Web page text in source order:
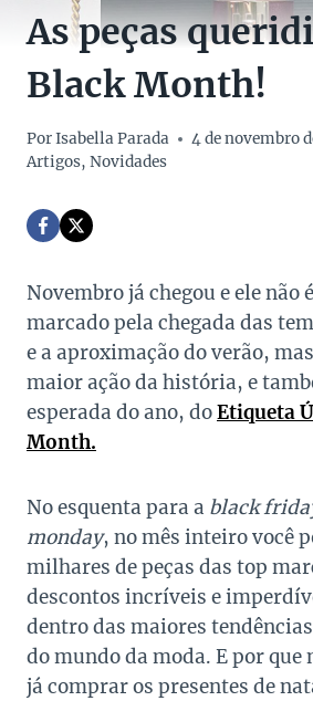
As peças
Black Month!
PorIsabella Parada
4 de novembro
Artigos, Novidades
Novembro já chegou e ele não
marcado pela chegada das
e a aproximação do verão,
maior ação da história, e
esperada do ano, doEtiqueta
Month.
No esquenta para a black
monday, no mês inteiro você
milhares de peças das top
descontos incríveis e
dentro das maiores
do mundo da moda. E por que
já comprar os presentes de